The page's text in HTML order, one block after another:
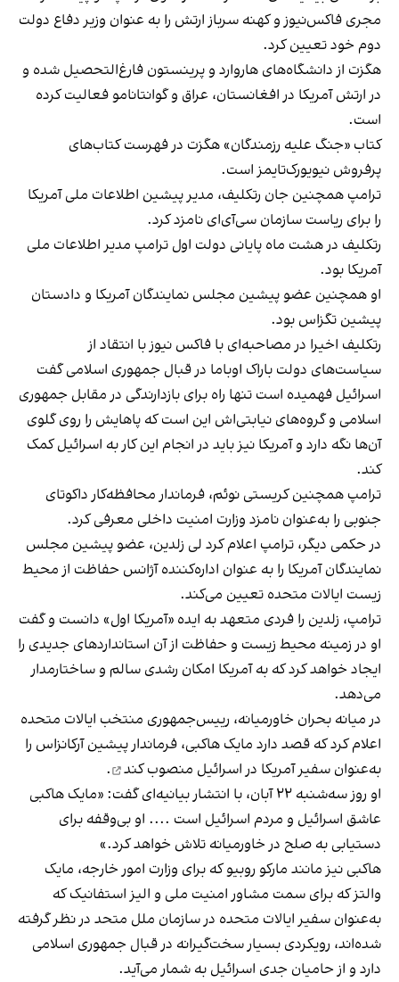
مجری فاکس‌نیوز و کهنه سرباز ارتش را به عنوان وزیر دفاع دولت
دوم خود تعیین کرد.
هگزت از دانشگاه‌های هاروارد و پرینستون فارغ‌التحصیل شده و
در ارتش آمریکا در افغانستان، عراق و گوانتانامو فعالیت کرده
است.
کتاب «جنگ علیه رزمندگان» هگزت در فهرست کتاب‌های
پرفروش نیویورک‌تایمز است.
ترامپ همچنین جان رتکلیف، مدیر پیشین اطلاعات ملی آمریکا
را برای ریاست سازمان سی‌آی‌ای نامزد کرد.
رتکلیف در هشت ماه پایانی دولت اول ترامپ مدیر اطلاعات ملی
آمریکا بود.
او همچنین عضو پیشین مجلس نمایندگان آمریکا و دادستان
پیشین تگزاس بود.
رتکلیف اخیرا در مصاحبه‌ای با فاکس نیوز با انتقاد از
سیاست‌های دولت باراک اوباما در قبال جمهوری اسلامی گفت
اسرائیل فهمیده است تنها راه برای بازدارندگی در مقابل جمهوری
اسلامی و گروه‌های نیابتی‌اش این است که پاهایش را روی گلوی
آن‌ها نگه دارد و آمریکا نیز باید در انجام این کار به اسرائیل کمک
کند.
ترامپ همچنین کریستی نوئم، فرماندار محافظه‌کار داکوتای
جنوبی را به‌عنوان نامزد وزارت امنیت داخلی معرفی کرد.
در حکمی دیگر، ترامپ اعلام کرد لی زلدین، عضو پیشین مجلس
نمایندگان آمریکا را به عنوان اداره‌کننده آژانس حفاظت از محیط
زیست ایالات‌ متحده تعیین می‌کند.
ترامپ، زلدین را فردی متعهد به ایده «آمریکا اول» دانست و گفت
او در زمینه محیط‌ زیست و حفاظت از آن استانداردهای جدیدی را
ایجاد خواهد کرد که به آمریکا امکان رشدی سالم و ساختارمدار
می‌دهد.
در میانه بحران خاورمیانه، رییس‌جمهوری منتخب ایالات متحده
اعلام کرد که قصد دارد مایک هاکبی، فرماندار پیشین آرکانزاس را
به‌عنوان سفیر آمریکا در اسرائیل منصوب کند
.
او روز سه‌شنبه ۲۲ آبان، با انتشار بیانیه‌ای گفت: «مایک هاکبی
عاشق اسرائیل و مردم اسرائیل است .... او بی‌وقفه برای
دستیابی به صلح در خاورمیانه تلاش خواهد کرد.»
هاکبی نیز مانند مارکو روبیو که برای وزارت امور خارجه، مایک
والتز که برای سمت مشاور امنیت ملی و الیز استفانیک که
به‌عنوان سفیر ایالات متحده در سازمان ملل متحد در نظر گرفته
شده‌اند، رویکردی بسیار سخت‌گیرانه در قبال جمهوری اسلامی
دارد و از حامیان جدی اسرائیل به شمار می‌آید.